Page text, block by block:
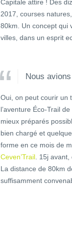
Capitale attire ! Des
2017, courses
80km. Un concept qui
villes, dans un esprit
Nous
Oui, on peut courir un
l’aventure Éco-Trail
mieux préparés
bien chargé et
forme en ce mois de
Ceven’Trail. 15j avant,
La distance de 80km
suffisamment